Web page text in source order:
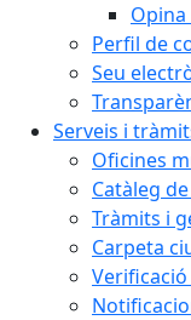
Perfil de
Seu
Serveis i
Oficines
Catàleg
Tràmits i
Carpeta